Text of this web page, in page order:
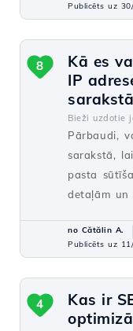
Publicēts uz
Kā es
IP
Bieži uzdotie
Pārbaudi,
sarakstā,
pasta
detaļām un
8
no Cătălin A.
Publicēts uz
Kas ir
4